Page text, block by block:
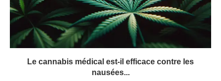
Le cannabis médical est-il efficace contre les
nausées...